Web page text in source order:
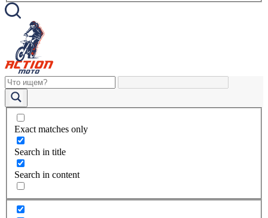
Exact matches only
Search in title
Search in content